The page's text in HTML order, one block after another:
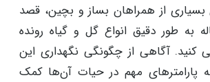
از همراهان بساز و بچین، قصد
به طور دقیق انواع گل و گیاه رونده
کنید. آگاهی از چگونگی نگهداری این
پارامترهای مهم در حیات آن‌ها کمک